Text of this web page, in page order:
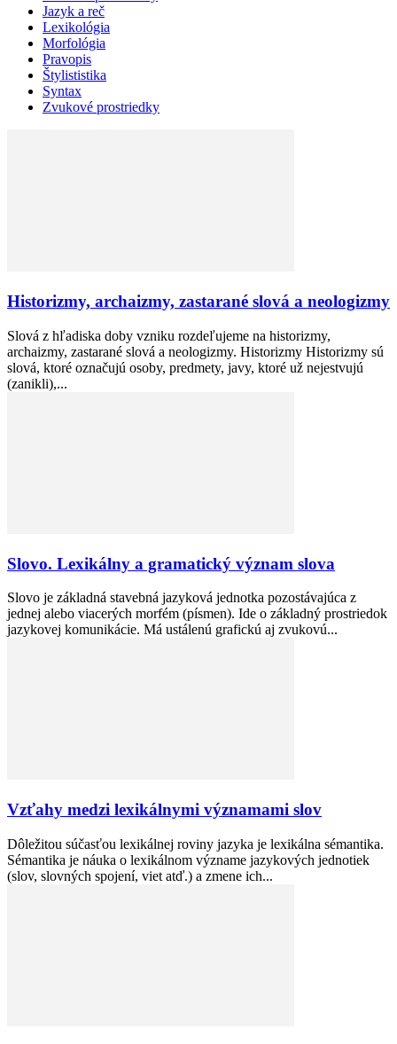
Jazyk a reč
Lexikológia
Morfológia
Pravopis
Štylististika
Syntax
Zvukové prostriedky
Historizmy, archaizmy, zastarané slová a neologizmy
Slová z hľadiska doby vzniku rozdeľujeme na historizmy,
archaizmy, zastarané slová a neologizmy. Historizmy Historizmy sú
slová, ktoré označujú osoby, predmety, javy, ktoré už nejestvujú
(zanikli),...
Slovo. Lexikálny a gramatický význam slova
Slovo je základná stavebná jazyková jednotka pozostávajúca z
jednej alebo viacerých morfém (písmen). Ide o základný prostriedok
jazykovej komunikácie. Má ustálenú grafickú aj zvukovú...
Vzťahy medzi lexikálnymi významami slov
Dôležitou súčasťou lexikálnej roviny jazyka je lexikálna sémantika.
Sémantika je náuka o lexikálnom význame jazykových jednotiek
(slov, slovných spojení, viet atď.) a zmene ich...